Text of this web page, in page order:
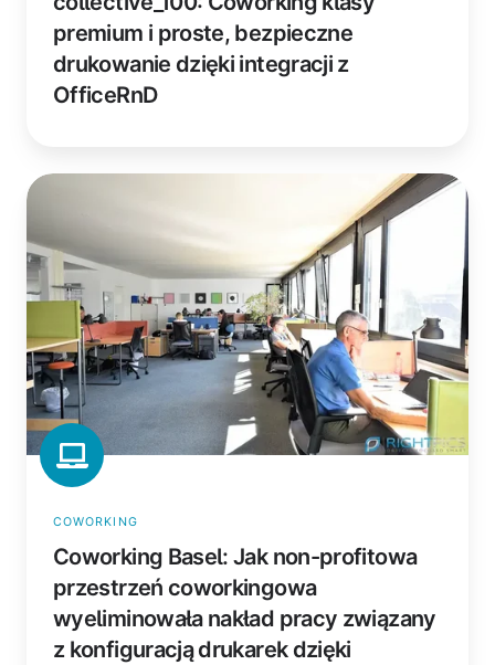
premium i proste, bezpieczne
drukowanie dzięki integracji z
OfficeRnD
Coworking
Jak
non-
profitowa
przestrzeń
coworkingowa
wyeliminowała
nakład
pracy
związany
drukarek
dzięki
automatycznym
limitom
wydruku
COWORKING
Coworking Basel: Jak non-profitowa
przestrzeń coworkingowa
wyeliminowała nakład pracy związany
z konfiguracją drukarek dzięki